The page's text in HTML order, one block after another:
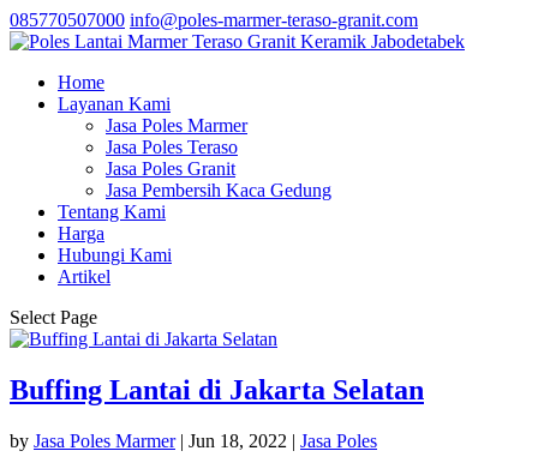
085770507000 info@poles-marmer-teraso-granit.com
Home
Layanan Kami
Jasa Poles Marmer
Jasa Poles Teraso
Jasa Poles Granit
Jasa Pembersih Kaca Gedung
Tentang Kami
Harga
Hubungi Kami
Artikel
Select Page
Buffing Lantai di Jakarta Selatan
by Jasa Poles Marmer| Jun 18, 2022 | Jasa Poles